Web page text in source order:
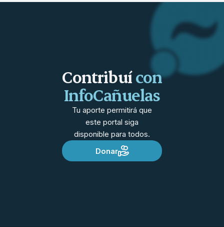
Contribuícon
InfoCañuelas
Tu aporte permitirá que
este portal siga
disponible para todos.
Donar